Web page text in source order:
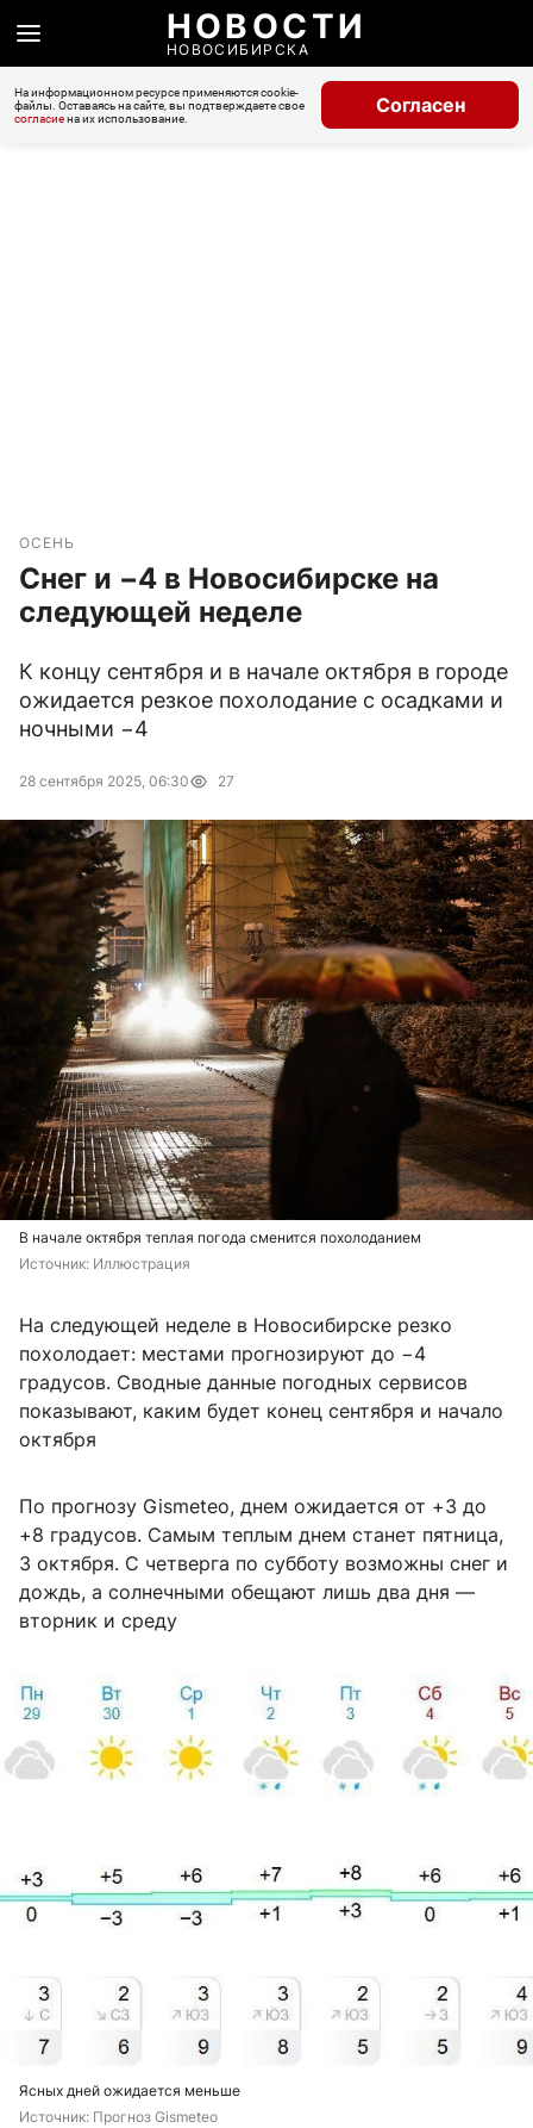
НОВОСТИ
НОВОСИБИРСКА
На информационном ресурсе применяются cookie-
файлы. Оставаясь на сайте, вы подтверждаете свое
согласиена их использование.
Согласен
ОСЕНЬ
Снег и −4 в Новосибирске на
следующей неделе
К концу сентября и в начале октября в городе
ожидается резкое похолодание с осадками и
ночными −4
28 сентября 2025, 06:30 27
В начале октября теплая погода сменится похолоданием
Источник: Иллюстрация
На следующей неделе в Новосибирске резко
похолодает: местами прогнозируют до −4
градусов. Сводные данные погодных сервисов
показывают, каким будет конец сентября и начало
октября
По прогнозу Gismeteo, днем ожидается от +3 до
+8 градусов. Самым теплым днем станет пятница,
3 октября. С четверга по субботу возможны снег и
дождь, а солнечными обещают лишь два дня —
вторник и среду
Ясных дней ожидается меньше
Источник: Прогноз Gismeteo